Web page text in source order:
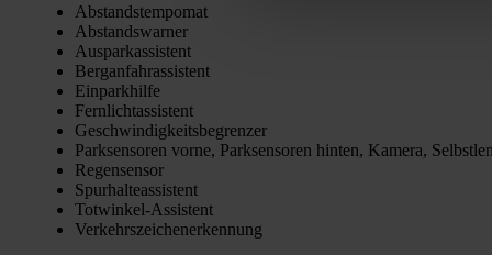
Abstands­tem­po­mat
Abstands­war­ner
Aus­par­k­as­sis­tent
Berg­an­fahr­as­sis­tent
Ein­park­hil­fe
Fern­licht­as­sis­tent
Geschwin­dig­keits­be­gren­zer
Park­sen­so­ren vor­ne, Park­sen­so­ren hin­ten, Kame­ra,
Regen­sen­sor
Spur­hal­te­as­sis­tent
Tot­win­kel-Assis­tent
Ver­kehrs­zei­chen­er­ken­nung